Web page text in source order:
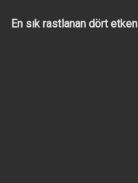
En sık rastlanan dört etken